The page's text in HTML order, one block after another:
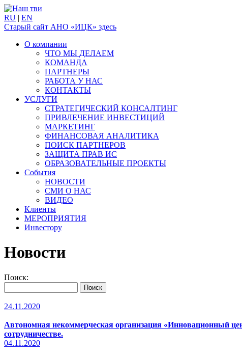
RU | EN
Старый сайт АНО «ИЦК» здесь
О компании
ЧТО МЫ ДЕЛАЕМ
КОМАНДА
ПАРТНЕРЫ
РАБОТА У НАС
КОНТАКТЫ
УСЛУГИ
СТРАТЕГИЧЕСКИЙ КОНСАЛТИНГ
ПРИВЛЕЧЕНИЕ ИНВЕСТИЦИЙ
МАРКЕТИНГ
ФИНАНСОВАЯ АНАЛИТИКА
ПОИСК ПАРТНЕРОВ
ЗАЩИТА ПРАВ ИС
ОБРАЗОВАТЕЛЬНЫЕ ПРОЕКТЫ
События
НОВОСТИ
СМИ О НАС
ВИДЕО
Клиенты
МЕРОПРИЯТИЯ
Инвестору
Новости
Поиск:
24.11.2020
Автономная некоммерческая организация «Инновационный
сотрудничестве.
04.11.2020